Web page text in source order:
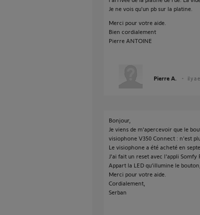
Je ne vois qu'un pb sur la platine.
Merci pour votre aide.
Bien cordialement
Pierre ANTOINE
Pierre A. il y a
Bonjour,
Je viens de m'apercevoir que le
visiophone V350 Connect : n'est
Le visiophone a été acheté en
J'ai fait un reset avec l'appli Somfy
Appart la LED qu’illumine le
Merci pour votre aide.
Cordialement,
Serban